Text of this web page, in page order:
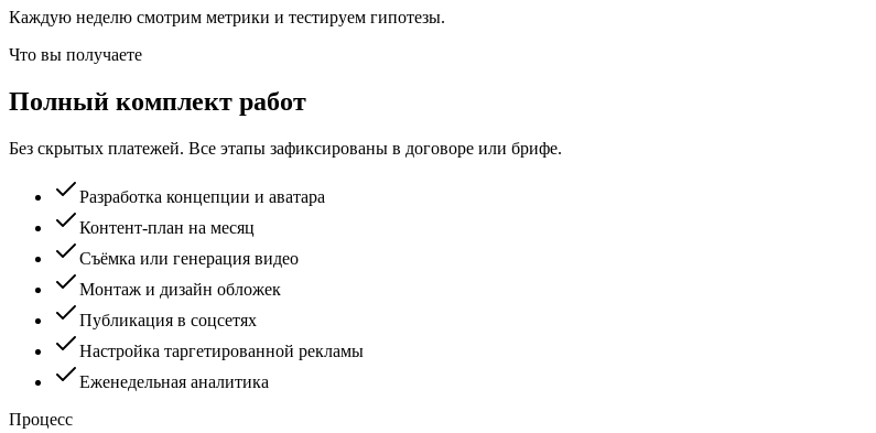
Каждую неделю смотрим метрики и тестируем гипотезы.
Что вы получаете
Полный комплект работ
Без скрытых платежей. Все этапы зафиксированы в договоре или брифе.
Разработка концепции и аватара
Контент-план на месяц
Съёмка или генерация видео
Монтаж и дизайн обложек
Публикация в соцсетях
Настройка таргетированной рекламы
Еженедельная аналитика
Процесс